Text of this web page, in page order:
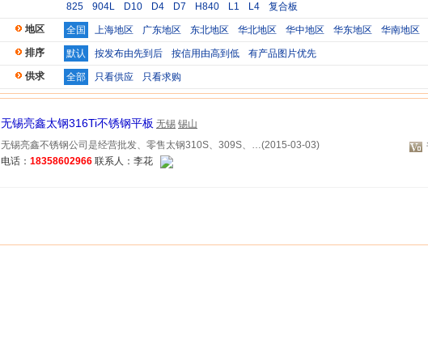
825
904L D10 D4 D7 H840 L1 L4
复合板
地区
全国 上海地区 广东地区 东北地区 华北地区 华中地区 华东地区
华南地区
排序
默认 按发布由先到后 按信用由高到低
有产品图片优先
供求
全部 只看供应 只看求购
无锡亮鑫太钢316Ti不锈钢平板 无锡 锡山
无锡亮鑫不锈钢公司是经营批发、零售太钢310S、309S、…(2015-03-03)
电话： 18358602966 联系人：李花